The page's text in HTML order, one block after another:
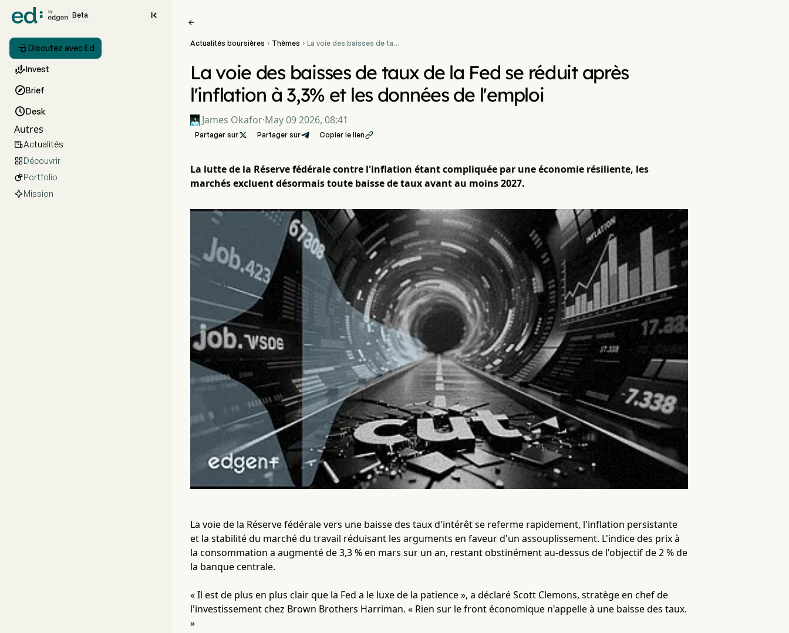
Beta 
 Discutez avec Ed
Invest
Brief
Desk
Autres
Actualités
Découvrir
Portfolio
Mission

Actualités boursières  Thèmes  La voie des baisses de taux
données de l'emploi
La voie des baisses de taux de la Fed se réduit après
l'inflation à 3,3% et les données de l'emploi
James Okafor·May 09 2026, 08:41
Partager sur Partager sur Copier le lien
La lutte de la Réserve fédérale contre l'inflation étant compliquée par une économie résiliente, les
marchés excluent désormais toute baisse de taux avant au moins 2027.
La voie de la Réserve fédérale vers une baisse des taux d'intérêt se referme rapidement, l'inflation persistante
et la stabilité du marché du travail réduisant les arguments en faveur d'un assouplissement. L'indice des prix à
la consommation a augmenté de 3,3 % en mars sur un an, restant obstinément au-dessus de l'objectif de 2 % de
la banque centrale.
« Il est de plus en plus clair que la Fed a le luxe de la patience », a déclaré Scott Clemons, stratège en chef de
l'investissement chez Brown Brothers Harriman. « Rien sur le front économique n'appelle à une baisse des taux.
»